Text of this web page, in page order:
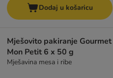
Dodaj u košaricu
Mješovito pakiranje Gourmet
Mon Petit 6 x 50 g
Mješavina mesa i ribe